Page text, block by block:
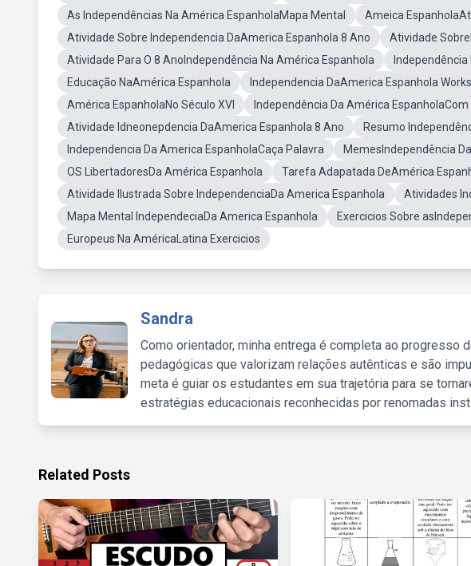
As Independências Na América EspanholaMapa Mental
Ameica
Atividade Sobre Independencia DaAmerica Espanhola 8 Ano
Atividade
Atividade Para O 8 AnoIndependência Na América Espanhola
Educação NaAmérica Espanhola
Independencia DaAmerica Espanhola
América EspanholaNo Século XVI
Independência Da América
Atividade Idneonepdencia DaAmerica Espanhola 8 Ano
Resumo
Independencia Da America EspanholaCaça Palavra
MemesIndependência
OS LibertadoresDa América Espanhola
Tarefa Adapatada DeAmérica
Atividade Ilustrada Sobre IndependenciaDa America Espanhola
Atividades
Mapa Mental IndependeciaDa America Espanhola
Exercicios Sobre
Europeus Na AméricaLatina Exercicios
Sandra
Como orientador, minha entrega é completa ao progresso
pedagógicas que valorizam relações autênticas e são
meta é guiar os estudantes em sua trajetória para se
estratégias educacionais reconhecidas por renomadas
Related Posts